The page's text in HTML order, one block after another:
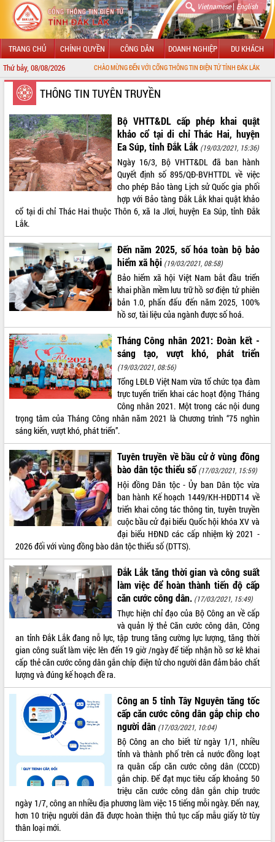
Vietnamese| English
TRANG CHỦ CHÍNH QUYỀN CÔNG DÂN DOANH NGHIỆP DU KHÁCH
Thứ bảy, 08/08/2026CHÀO MỪNG ĐẾN VỚI CỔNG THÔNG TIN ĐIỆN TỬ TỈNH ĐẮK LẮK
GIỚI THIỆU
LÃNH ĐẠO UBND TỈNH
TIN TỨC SỰ KIỆN
SỞ, BAN, NGÀNH
UBND CÁC XÃ, PHƯỜNG
THÔNG TIN CHỈ ĐẠO ĐIỀU HÀNH
HỆ THỐNG VĂN BẢN
VĂN BẢN HĐND TỈNH
ĐIỂM TIN VĂN BẢN
VIDEO
Không có file video nào để phát.
ALBUM ẢNH
LIÊN KẾT WEB
THỐNG KÊ TRUY CẬP
Hôm nay: 30150
66075473
THÔNG TIN TUYÊN TRUYỀN
Bộ VHTT&DL cấp phép khai quật
khảo cổ tại di chỉ Thác Hai, huyện
Ea Súp, tỉnh Đắk Lắk (19/03/2021, 15:36)
Ngày 16/3, Bộ VHTT&DL đã ban hành
Quyết định số 895/QĐ-BVHTTDL về việc
cho phép Bảo tàng Lịch sử Quốc gia phối
hợp với Bảo tàng Đắk Lắk khai quật khảo
cổ tại di chỉ Thác Hai thuộc Thôn 6, xã Ia Jlơi, huyện Ea Súp, tỉnh Đắk
Lắk.
Đến năm 2025, số hóa toàn bộ bảo
hiểm xã hội (19/03/2021, 08:58)
Bảo hiểm xã hội Việt Nam bắt đầu triển
khai phần mềm lưu trữ hồ sơ điện tử phiên
bản 1.0, phấn đấu đến năm 2025, 100%
hồ sơ, tài liệu của ngành được số hoá.
Tháng Công nhân 2021: Đoàn kết -
sáng tạo, vượt khó, phát triển
(19/03/2021, 08:56)
Tổng LĐLĐ Việt Nam vừa tổ chức tọa đàm
trực tuyến triển khai các hoạt động Tháng
Công nhân 2021. Một trong các nội dung
trọng tâm của Tháng Công nhân năm 2021 là Chương trình “75 nghìn
sáng kiến, vượt khó, phát triển”.
Tuyên truyền về bầu cử ở vùng đồng
bào dân tộc thiểu số (17/03/2021, 15:59)
Hội đồng Dân tộc - Ủy ban Dân tộc vừa
ban hành Kế hoạch 1449/KH-HĐDT14 về
triển khai công tác thông tin, tuyên truyền
cuộc bầu cử đại biểu Quốc hội khóa XV và
đại biểu HĐND các cấp nhiệm kỳ 2021 -
2026 đối với vùng đồng bào dân tộc thiểu số (DTTS).
Đắk Lắk tăng thời gian và công suất
làm việc để hoàn thành tiến độ cấp
căn cước công dân. (17/03/2021, 15:49)
Thực hiện chỉ đạo của Bộ Công an về cấp
và quản lý thẻ Căn cước công dân, Công
an tỉnh Đắk Lắk đang nỗ lực, tập trung tăng cường lực lượng, tăng thời
gian công suất làm việc lên đến 19 giờ /ngày để tiếp nhận hồ sơ kê khai
cấp thẻ căn cước công dân gắn chíp điện tử cho người dân đảm bảo chất
lượng và đúng kế hoạch đề ra.
Công an 5 tỉnh Tây Nguyên tăng tốc
cấp căn cước công dân gắp chip cho
người dân (17/03/2021, 10:04)
Bộ Công an cho biết từ ngày 1/1, nhiều
tỉnh và thành phố trên cả nước đồng loạt
ra quân cấp căn cước công dân (CCCD)
gắn chip. Để đạt mục tiêu cấp khoảng 50
triệu căn cước công dân gắn chip trước
ngày 1/7, công an nhiều địa phương làm việc 15 tiếng mỗi ngày. Đến nay,
hơn 10 triệu người dân đã được hoàn thiện thủ tục cấp mẫu giấy tờ tùy
thân loại mới.